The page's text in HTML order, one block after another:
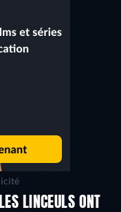
LINCEULS ONT